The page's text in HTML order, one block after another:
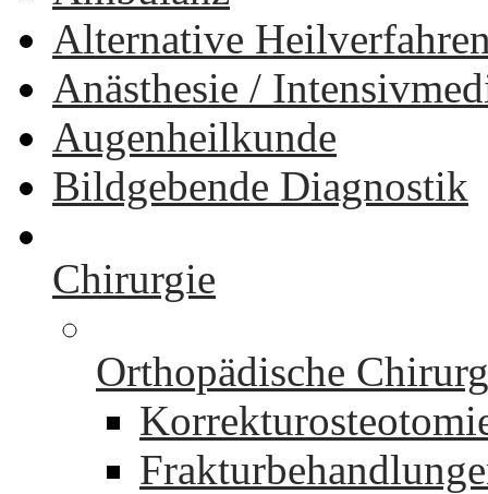
Alternative
Anästhesie /
Augenheilkunde
Bildgebende Diagnostik
Chirurgie
Orthopädische